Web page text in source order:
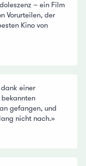
– ein Film
Vorurteilen, der
Kino von
einer
gefangen, und
nicht nach.»